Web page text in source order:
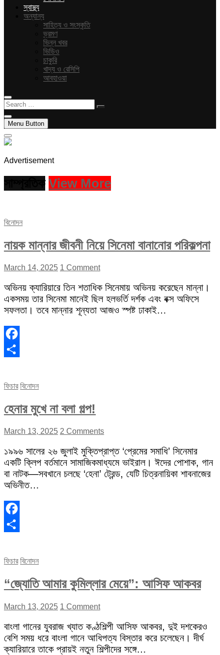
স্বাস্থ্য
অন্যান্য
সাহিত্য ও সংস্কৃতি
ভ্রমণ
ভিন্ন খবর
ভিডিও
চাকুরি
খাদ্য ও রেসিপি
আবহাওয়া
Search
…
Menu Button
Advertisement
View More
বিনোদন
নায়ক মান্নার জীবনী নিয়ে সিনেমা বানানোর পরিকল্পনা
March 14, 2025 1 Comment
অভিনয় ক্যারিয়ারে তিন শতাধিক সিনেমায় অভিনয় করেছেন মান্না।
একসময় তার সিনেমা মানেই ছিল হলভর্তি দর্শক এবং বক্স অফিসে
সফলতা। তবে মান্নার শূন্যতা আজও স্পষ্ট ঢাকাই…
Facebook
ফিচার বিনোদন
হেনার মুখে না বলা গল্প!
March 13, 2025 2 Comments
১৯৯৬ সালের ২৬ জুলাই মুক্তিপ্রাপ্ত ‘প্রেমের সমাধি’ সিনেমার
একটি ক্লিপ বর্তমানে সামাজিকমাধ্যমে ভাইরাল। ঈদের পোশাক, গান
বা নাটক—সবখানে চলছে ‘হেনা’ ট্রেন্ড, যেটি চিত্রনায়িকা শাবনাজের
অভিনীত…
Facebook
ফিচার বিনোদন
“জ্যোতি আমার কুমিল্লার মেয়ে”: আসিফ আকবর
March 13, 2025 1 Comment
বাংলা গানের যুবরাজ খ্যাত কণ্ঠশিল্পী আসিফ আকবর, দুই দশকেরও
বেশি সময় ধরে বাংলা গানে আধিপত্য বিস্তার করে চলেছেন। দীর্ঘ
ক্যারিয়ারে তাকে প্রায়ই নতুন শিল্পীদের সঙ্গে…